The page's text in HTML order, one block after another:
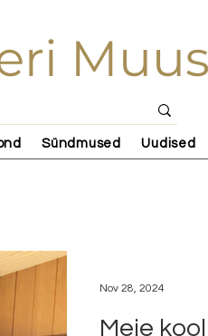
Sündmused Uudised
Meie
Nov 28, 2024